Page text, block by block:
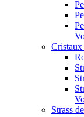
Strass